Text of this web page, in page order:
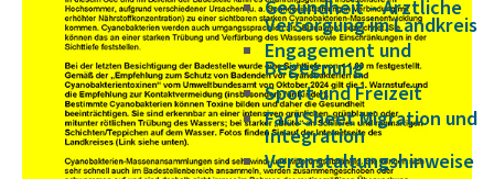
Gesundheit – Ärztliche
Versorgung im Landkreis
Engagement und
Begegnung
Sport und Freizeit
FactSheet Migration und
Integration
Veranstaltungshinweise